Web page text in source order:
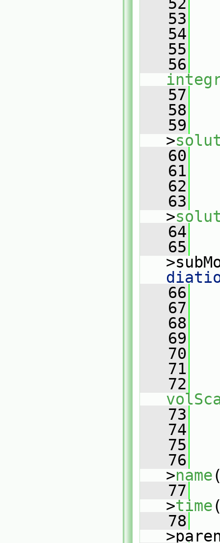
   53
   54
   55
   56
   57
   58
   59
>
   60
   61
   62
   63
>
   64
   65
   66
   67
   68
   69
   70
   71
   72
   73
   74
   75
   76
>name
   77
>time
   78